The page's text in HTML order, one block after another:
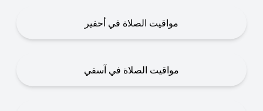
مواقيت الصلاة في أحفير
مواقيت الصلاة في آسفي